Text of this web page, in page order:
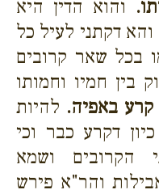
והוא הדין היא
דקתני לעיל כל
בכל שאר קרובים
בין חמיו וחמותו
באפיה. להיות
דקרע כבר וכי
הקרובים ושמא
והר"א פירש